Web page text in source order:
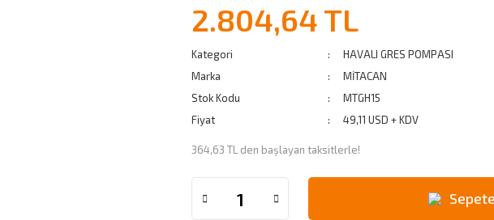
2.804,64 TL
Kategori
HAVALI GRES POMPASI
Marka
MİTACAN
Stok Kodu
MTGH15
Fiyat
49,11 USD + KDV
364,63 TL den başlayan taksitlerle!